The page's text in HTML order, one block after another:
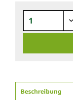
Beschreibung